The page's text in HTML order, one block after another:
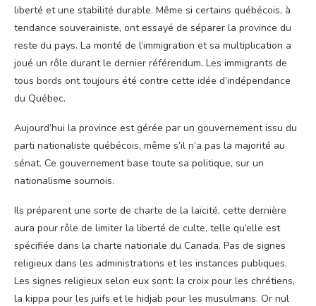
liberté et une stabilité durable. Même si certains québécois, à
tendance souverainiste, ont essayé de séparer la province du
reste du pays. La monté de l’immigration et sa multiplication a
joué un rôle durant le dernier référendum. Les immigrants de
tous bords ont toujours été contre cette idée d’indépendance
du Québec.
Aujourd’hui la province est gérée par un gouvernement issu du
parti nationaliste québécois, même s’il n’a pas la majorité au
sénat. Ce gouvernement base toute sa politique, sur un
nationalisme sournois.
Ils préparent une sorte de charte de la laïcité, cette dernière
aura pour rôle de limiter la liberté de culte, telle qu’elle est
spécifiée dans la charte nationale du Canada. Pas de signes
religieux dans les administrations et les instances publiques.
Les signes religieux selon eux sont: la croix pour les chrétiens,
la kippa pour les juifs et le hidjab pour les musulmans. Or nul